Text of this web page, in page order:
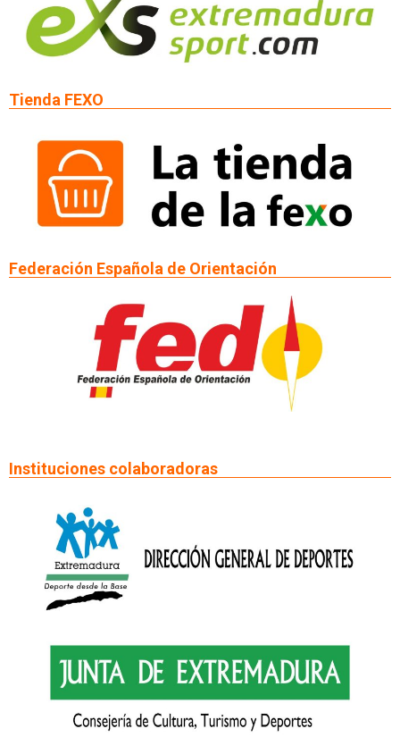
Tienda FEXO
Federación Española de Orientación
Instituciones colaboradoras